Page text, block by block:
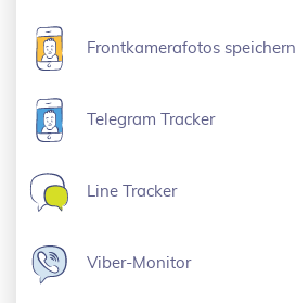
Frontkamerafotos speichern
Telegram Tracker
Line Tracker
Viber-Monitor